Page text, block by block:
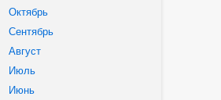
Октябрь
Сентябрь
Август
Июль
Июнь